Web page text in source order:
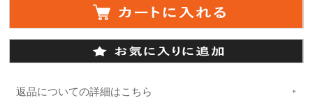
返品についての詳細はこちら